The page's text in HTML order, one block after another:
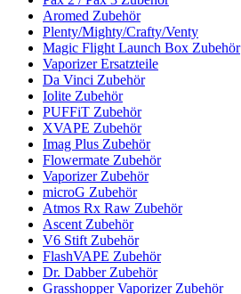
Aromed Zubehör
Plenty/Mighty/Crafty/Venty
Magic Flight Launch Box Zubehör
Vaporizer Ersatzteile
Da Vinci Zubehör
Iolite Zubehör
PUFFiT Zubehör
XVAPE Zubehör
Imag Plus Zubehör
Flowermate Zubehör
Vaporizer Zubehör
microG Zubehör
Atmos Rx Raw Zubehör
Ascent Zubehör
V6 Stift Zubehör
FlashVAPE Zubehör
Dr. Dabber Zubehör
Grasshopper Vaporizer Zubehör